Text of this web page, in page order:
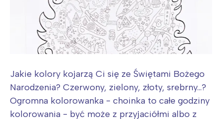
Jakie kolory kojarzą Ci się ze Świętami Bożego
Narodzenia? Czerwony, zielony, złoty, srebrny...?
Ogromna kolorowanka - choinka to całe godziny
kolorowania - być może z przyjaciółmi albo z